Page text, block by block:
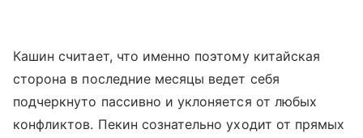
Кашин считает, что именно поэтому китайская
сторона в последние месяцы ведет себя
подчеркнуто пассивно и уклоняется от любых
конфликтов. Пекин сознательно уходит от прямых